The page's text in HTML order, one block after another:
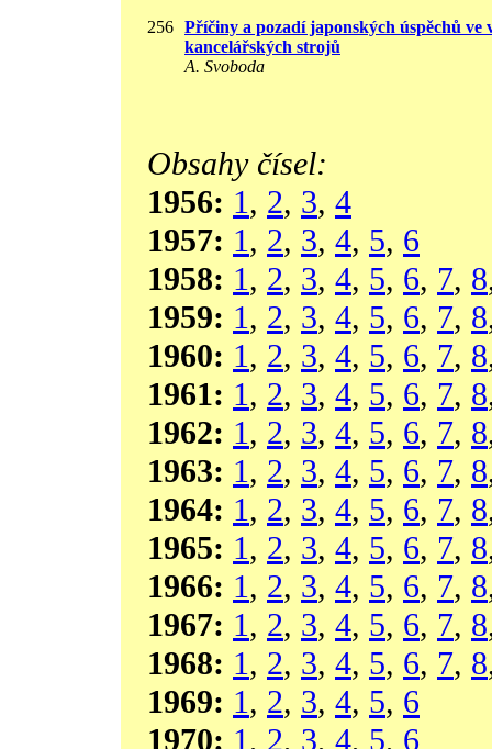
256 Příčiny a pozadí japonských úspěchů ve
kancelářských strojů
A. Svoboda
Obsahy čísel:
1956: 1, 2, 3, 4
1957: 1, 2, 3, 4, 5, 6
1958: 1, 2, 3, 4, 5, 6, 7, 8
1959: 1, 2, 3, 4, 5, 6, 7, 8
1960: 1, 2, 3, 4, 5, 6, 7, 8
1961: 1, 2, 3, 4, 5, 6, 7, 8
1962: 1, 2, 3, 4, 5, 6, 7, 8
1963: 1, 2, 3, 4, 5, 6, 7, 8
1964: 1, 2, 3, 4, 5, 6, 7, 8
1965: 1, 2, 3, 4, 5, 6, 7, 8
1966: 1, 2, 3, 4, 5, 6, 7, 8
1967: 1, 2, 3, 4, 5, 6, 7, 8
1968: 1, 2, 3, 4, 5, 6, 7, 8
1969: 1, 2, 3, 4, 5, 6
1970: 1, 2, 3, 4, 5, 6